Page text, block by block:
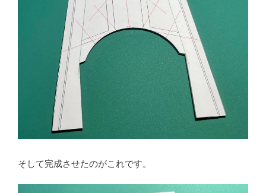
そして完成させたのがこれです。